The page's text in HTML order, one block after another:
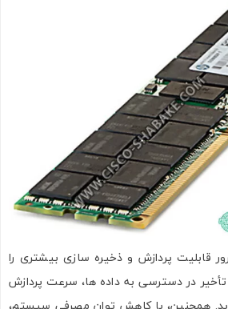
قابلیت پردازش و ذخیره سازی بیشتری را
در دسترسی به داده ‌ها، سرعت پردازش